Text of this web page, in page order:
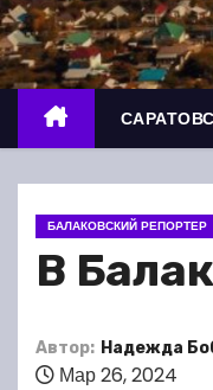
о
м
у
БАЛАКОВСКИЙ РЕПОРТЕР
В
Автор: Надежда
Мар 26, 2024